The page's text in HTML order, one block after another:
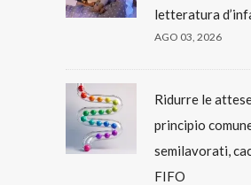
letteratura
AGO 03, 2026
Ridurre le
principio
semilavorati,
FIFO